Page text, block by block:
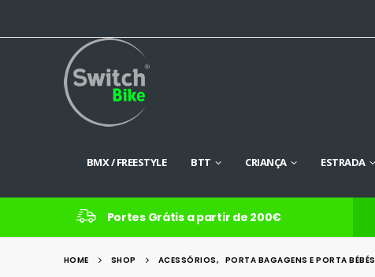
BMX / FREESTYLE BTT CRIANÇA ESTRADA
Portes Grátis a partir de 200€
HOME SHOP ACESSÓRIOS, PORTA BAGAGENS E PORTA BÉBÉS